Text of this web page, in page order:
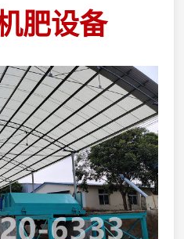
肥设备